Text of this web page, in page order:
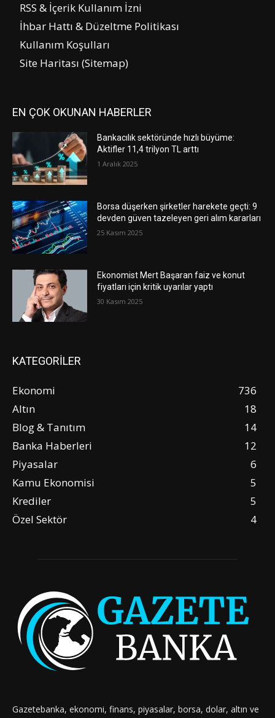
RSS & İçerik Kullanım İzni
İhbar Hattı & Düzeltme Politikası
Kullanım Koşulları
Site Haritası (Sitemap)
EN ÇOK OKUNAN HABERLER
Bankacılık sektöründe hızlı büyüme:
Aktifler 11,4 trilyon TL arttı
1 Aralık 2025
Borsa düşerken şirketler harekete geçti: 9
devden güven tazeleyen geri alım kararları
25 Kasım 2025
Ekonomist Mert Başaran faiz ve konut
fiyatları için kritik uyarılar yaptı
30 Kasım 2025
KATEGORİLER
Ekonomi
736
Altın
18
Blog & Tanıtım
14
Banka Haberleri
12
Piyasalar
6
Kamu Ekonomisi
5
Krediler
5
Özel Sektör
4
Gazetebanka, ekonomi, finans, piyasalar, borsa, dolar, altın ve